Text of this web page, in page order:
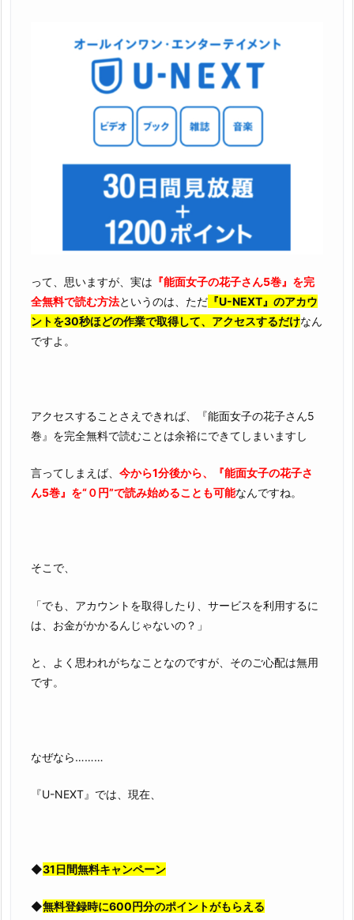
って、思いますが、実は 『能面女子の花子さん5巻』を完
全無料で読む方法というのは、ただ 『U-NEXT』のアカウ
ントを30秒ほどの作業で取得して、アクセスするだけなん
ですよ。
アクセスすることさえできれば、『能面女子の花子さん5
巻』を完全無料で読むことは余裕にできてしまいますし
言ってしまえば、 今から1分後から、『能面女子の花子さ
ん5巻』を“０円”で読み始めることも可能なんですね。
そこで、
「でも、アカウントを取得したり、サービスを利用するに
は、お金がかかるんじゃないの？」
と、よく思われがちなことなのですが、そのご心配は無用
です。
なぜなら………
『U-NEXT』では、現在、
◆31日間無料キャンペーン
◆無料登録時に600円分のポイントがもらえる